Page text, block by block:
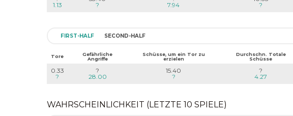
1.13
?
7.94
?
FIRST-HALF SECOND-HALF
Tore
Gefährliche
Angriffe
Schüsse, um ein Tor zu
erzielen
Durchschn. Totale
Schüsse
0.33
?
?
28.00
15.40
?
?
4.27
WAHRSCHEINLICHKEIT (LETZTE 10 SPIELE)